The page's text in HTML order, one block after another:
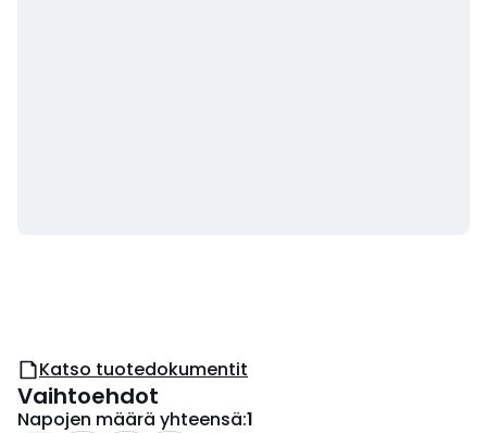
Katso tuotedokumentit
Vaihtoehdot
Napojen määrä yhteensä:1